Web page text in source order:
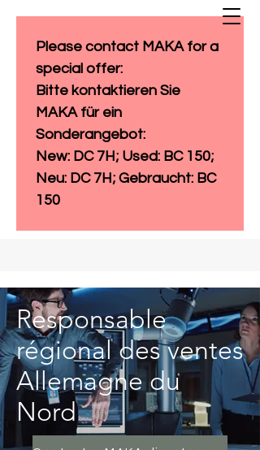
Please contact MAKA for a
special offer:
Bitte kontaktieren Sie
MAKA für ein
Sonderangebot:
New: DC 7H; Used: BC 150;
Neu: DC 7H; Gebraucht: BC
150
Responsable
régional des ventes
Allemagne du
Nord